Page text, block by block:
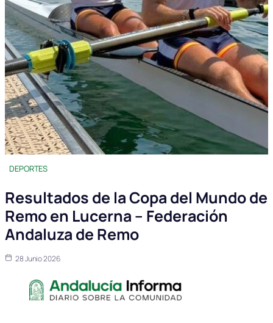
DEPORTES
Resultados de la Copa del Mundo de
Remo en Lucerna – Federación
Andaluza de Remo
28 Junio 2026